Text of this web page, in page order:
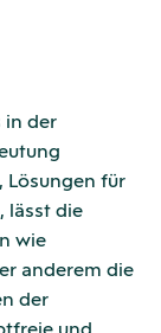
in der
Lösungen für
lässt die
wie
anderem die
der